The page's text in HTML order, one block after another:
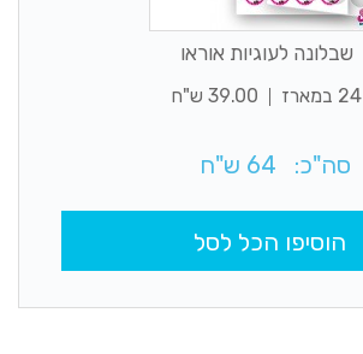
שבלונה לעוגיות אוראו
24 במארז 39.00 ש"ח
סה"כ: 64 ש"ח
הוסיפו הכל לסל